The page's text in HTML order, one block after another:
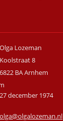
Olga Lozeman
Koolstraat 8
6822 BA Arnhem
27 december 1974
olga@olgalozeman.nl